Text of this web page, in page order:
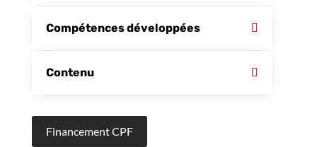
Compétences développées
Contenu
Financement CPF